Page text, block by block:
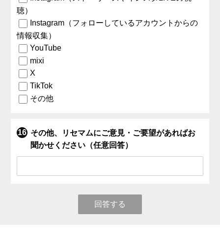
聴）
Instagram（フォローしているアカウントからの
情報収集）
YouTube
mixi
X
TikTok
その他
その他、リセマムにご意見・ご要望があればお
聞かせください（任意回答）
回答する